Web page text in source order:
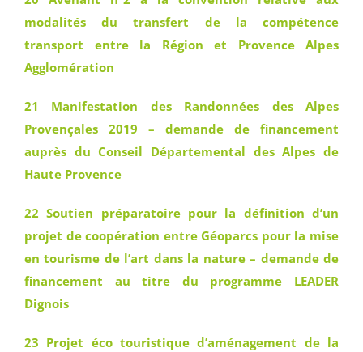
modalités du transfert de la compétence
transport entre la Région et Provence Alpes
Agglomération
21 Manifestation des Randonnées des Alpes
Provençales 2019 – demande de financement
auprès du Conseil Départemental des Alpes de
Haute Provence
22 Soutien préparatoire pour la définition d’un
projet de coopération entre Géoparcs pour la mise
en tourisme de l’art dans la nature – demande de
financement au titre du programme LEADER
Dignois
23 Projet éco touristique d’aménagement de la